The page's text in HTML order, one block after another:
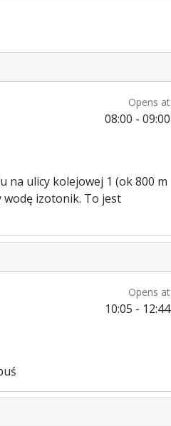
Opens at
08:00 - 09:00
na ulicy kolejowej 1 (ok 800 m
wodę izotonik. To jest
Opens at
10:05 - 12:44